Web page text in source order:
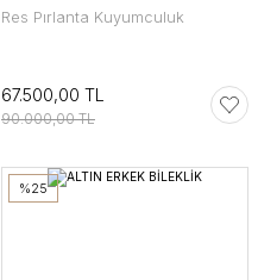
Res Pırlanta Kuyumculuk
67.500,00 TL
90.000,00 TL
%25